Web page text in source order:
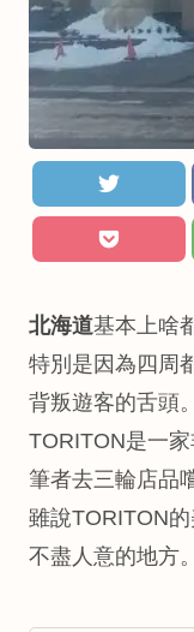
北海道基本上啥
特別是因為四周
背叛遊客的舌頭。
TORITON是一
筆者去三輪店品
雖說TORITON
不盡人意的地方。